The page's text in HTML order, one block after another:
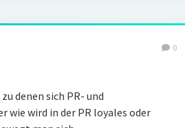
0
denen sich PR- und
wird in der PR loyales oder